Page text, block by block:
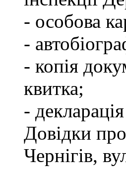
- особова
-
- копія
квитка;
-
Довідки
Чернігів,